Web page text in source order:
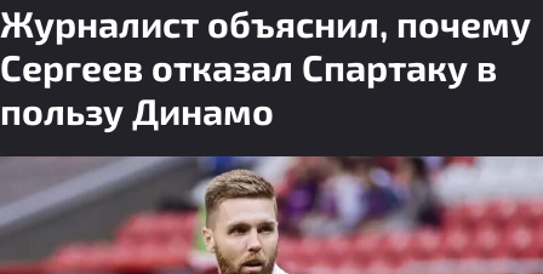
Журналист объяснил, почему
Сергеев отказал Спартаку в
пользу Динамо